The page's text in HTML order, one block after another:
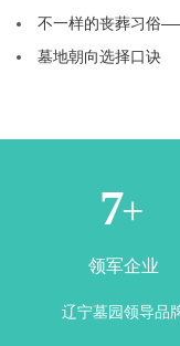
不一样的丧葬习俗
墓地朝向选择口诀
1+
领军企业
辽宁墓园领导品